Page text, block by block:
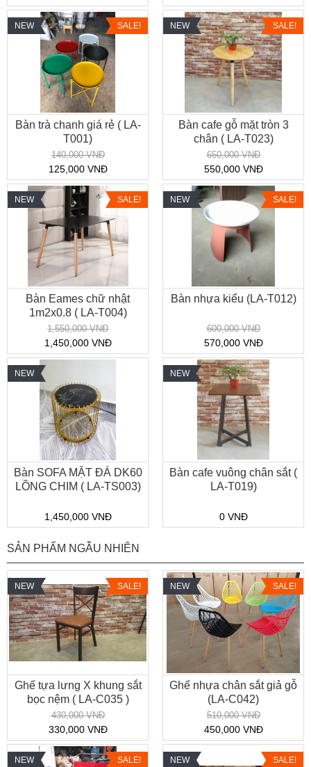
NEW SALE!
Bàn trà chanh giá rẻ ( LA-
T001)
140,000 VNĐ
125,000 VNĐ
NEW SALE!
Bàn cafe gỗ mặt tròn 3
chân ( LA-T023)
650,000 VNĐ
550,000 VNĐ
NEW SALE!
Bàn Eames chữ nhật
1m2x0.8 ( LA-T004)
1,550,000 VNĐ
1,450,000 VNĐ
NEW SALE!
Bàn nhựa kiểu (LA-T012)
600,000 VNĐ
570,000 VNĐ
NEW
Bàn SOFA MẶT ĐÁ DK60
LỒNG CHIM ( LA-TS003)
1,450,000 VNĐ
NEW
Bàn cafe vuông chân sắt (
LA-T019)
0 VNĐ
SẢN PHẨM NGẪU NHIÊN
NEW SALE!
Ghế tựa lưng X khung sắt
bọc nệm ( LA-C035 )
430,000 VNĐ
330,000 VNĐ
NEW SALE!
Ghế nhựa chân sắt giả gỗ
(LA-C042)
510,000 VNĐ
450,000 VNĐ
NEW SALE! NEW SALE!